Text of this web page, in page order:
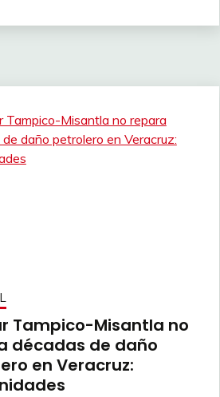
Tampico-Misantla no
décadas de daño
en Veracruz: